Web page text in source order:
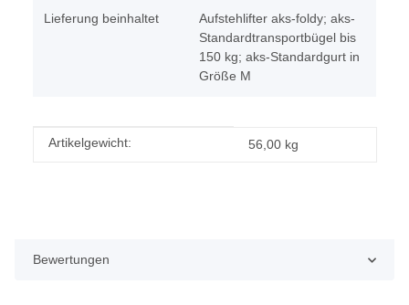
Lieferung beinhaltet
Aufstehlifter aks-foldy; aks-
Standardtransportbügel bis
150 kg; aks-Standardgurt in
Größe M
Produkteigenschaft
Wert
Artikelgewicht: 56,00 kg
Bewertungen